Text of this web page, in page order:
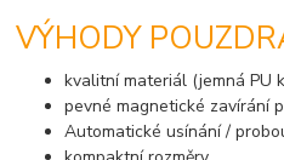
VÝHODY
kvalitní materiál (jemná PU
pevné magnetické zavírání
Automatické usínání /